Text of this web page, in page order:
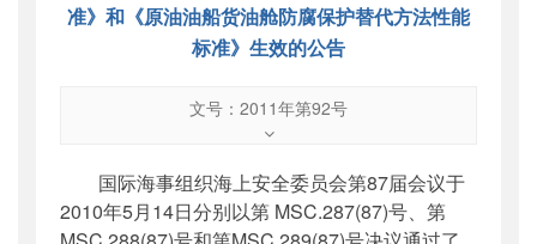
准》和《原油油船货油舱防腐保护替代方法性能
标准》生效的公告
文号：2011年第92号
2011年第92号
公开日期：2011年12月14日
主题词 ：国际海事组织;公约;标准;公告;原油油
国际海事组织海上安全委员会第87届会议于
2010年5月14日分别以第 MSC.287(87)号、第